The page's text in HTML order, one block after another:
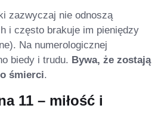
zazwyczaj nie odnoszą
i często brakuje im pieniędzy
Na numerologicznej
biedy i trudu. Bywa, że zostają
śmierci.
11 – miłość i